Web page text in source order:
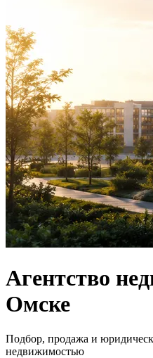
Агентство
Омске
Подбор, продажа и
недвижимостью